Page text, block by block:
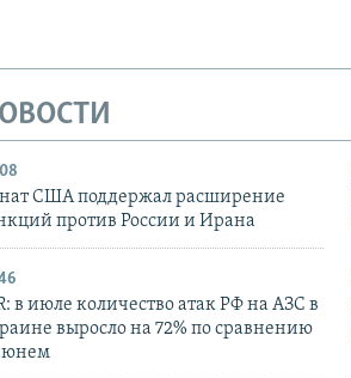
США поддержал расширение
против России и Ирана
в июле количество атак РФ на АЗС в
выросло на 72% по сравнению